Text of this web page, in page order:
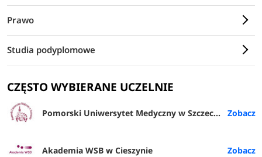
Prawo
Studia podyplomowe
CZĘSTO WYBIERANE UCZELNIE
Pomorski Uniwersytet Medyczny w Szczecinie
Akademia WSB w Cieszynie